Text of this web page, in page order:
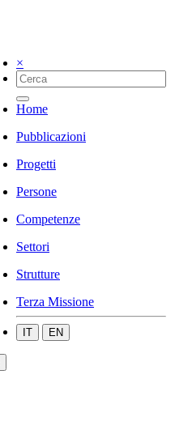
×
Home
Pubblicazioni
Progetti
Persone
Competenze
Settori
Strutture
Terza Missione
IT EN